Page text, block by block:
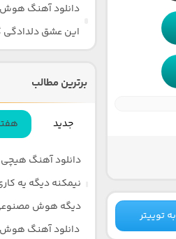
توییتر
دانلود آهنگ هوش
این عشق
برترین مطالب
جدید
دانلود آهنگ
نیمکنه دیگه یه
دیگه هوش
دانلود آهنگ هوش